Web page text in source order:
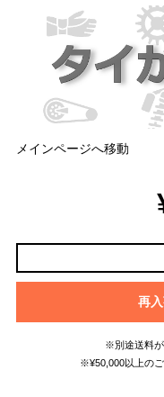
メインページへ移動
再
※別途送料が
※¥50,000以上のご